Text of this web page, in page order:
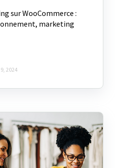
sur WooCommerce :
marketing
2024